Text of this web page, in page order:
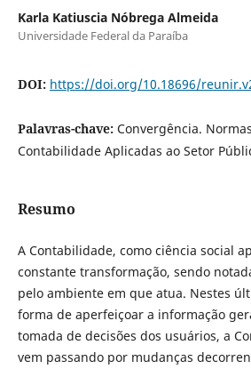
Karla Katiuscia Nóbrega Almeida
Universidade Federal da Paraíba
DOI: https://doi.org/10.18696/
Palavras-chave: Convergência.
Contabilidade Aplicadas ao Setor
Resumo
A Contabilidade, como ciência social
constante transformação, sendo
pelo ambiente em que atua. Nestes
forma de aperfeiçoar a informação
tomada de decisões dos usuários, a
vem passando por mudanças